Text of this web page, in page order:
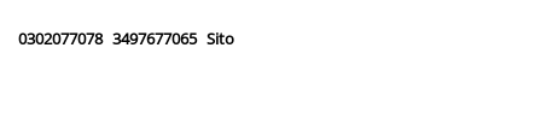
0302077078 3497677065 Sito